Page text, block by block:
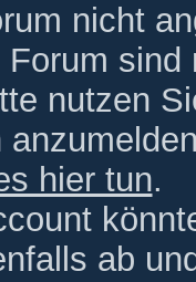
nicht
nutzen
hier tun.
ab